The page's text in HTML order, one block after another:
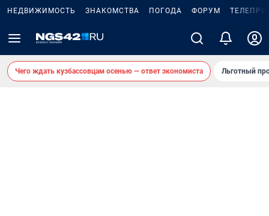
НЕДВИЖИМОСТЬ ЗНАКОМСТВА ПОГОДА ФОРУМ
Чего ждать кузбассовцам осенью — ответ экономиста Льготный